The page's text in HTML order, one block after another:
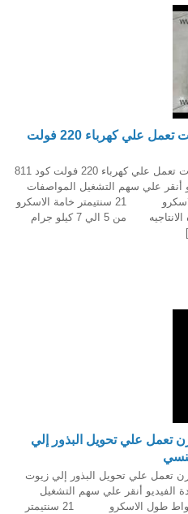
ماكينة عصر البذور لتصنيع الزيوت تعمل علي كهرباء 220 فولت
فيديو لماكينة عصر البذور لتصنيع الزيوت تعمل علي كهرباء 220 فولت كود 811
علي سهم التشغيل المواصفات
الطاقة 820 واط طول الاسكرو 21 سنتيمتر خامة الاسكرو
من الاستانلس ستيل 304 القدره الانتاجيه من 5 الي 7 كيلو جرام
تعمل علي تحويل البذور إلي
تعمل علي تحويل البذور إلي زيوت
الفيديو أنقر علي سهم التشغيل
المواصفات الطاقة 820 واط طول الاسكرو 21 سنتيمتر